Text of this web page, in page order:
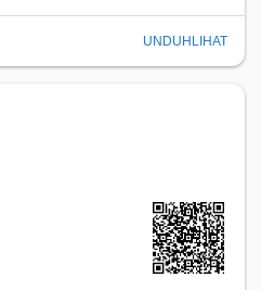
UNDUH LIHAT